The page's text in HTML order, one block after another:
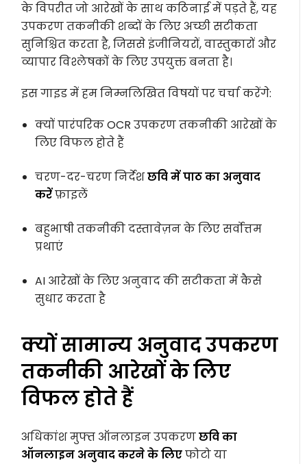
के विपरीत जो आरेखों के साथ कठिनाई में पड़ते हैं, यह
उपकरण तकनीकी शब्दों के लिए अच्छी सटीकता
सुनिश्चित करता है, जिससे इंजीनियरों, वास्तुकारों और
व्यापार विश्लेषकों के लिए उपयुक्त बनता है।
इस गाइड में हम निम्नलिखित विषयों पर चर्चा करेंगे:
क्यों पारंपरिक OCR उपकरण तकनीकी आरेखों के
लिए विफल होते हैं
चरण-दर-चरण निर्देशछवि में पाठ का अनुवाद
करेंफ़ाइलें
बहुभाषी तकनीकी दस्तावेज़न के लिए सर्वोत्तम
प्रथाएं
AI आरेखों के लिए अनुवाद की सटीकता में कैसे
सुधार करता है
क्यों सामान्य अनुवाद उपकरण
तकनीकी आरेखों के लिए
विफल होते हैं
अधिकांश मुफ्त ऑनलाइन उपकरणछवि का
ऑनलाइन अनुवाद करने के लिएफोटो या